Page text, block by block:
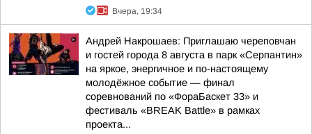
Вчера, 19:34
Андрей Накрошаев: Приглашаю череповчан
и гостей города 8 августа в парк «Серпантин»
на яркое, энергичное и по-настоящему
молодёжное событие — финал
соревнований по «ФораБаскет 33» и
фестиваль «BREAK Battle» в рамках
проекта...